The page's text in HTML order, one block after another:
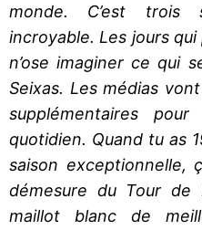
monde. C’est trois
incroyable. Les jours
n’ose imaginer ce qui
Seixas. Les médias
supplémentaires
quotidien. Quand tu as
saison exceptionnelle,
démesure du Tour de
maillot blanc de